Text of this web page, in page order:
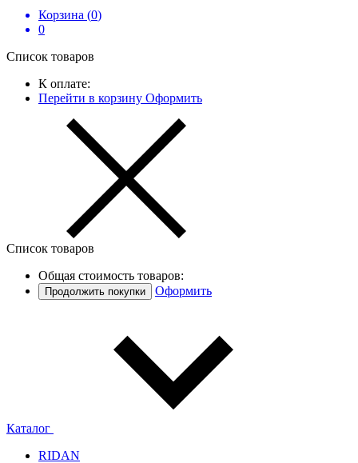
Корзина (0)
0
Список товаров
К оплате:
Перейти в корзину Оформить
Список товаров
Общая стоимость товаров:
Продолжить покупки Оформить
Каталог
RIDAN